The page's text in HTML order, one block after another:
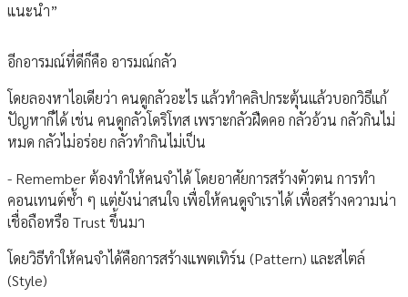
แนะนำ”
อีกอารมณ์ที่ดีก็คือ อารมณ์กลัว
โดยลองหาไอเดียว่า คนดูกลัวอะไร แล้วทำคลิปกระตุ้นแล้วบอกวิธีแก้
ปัญหาก็ได้ เช่น คนดูกลัวโดริโทส เพราะกลัวฝืดคอ กลัวอ้วน กลัวกินไม่
หมด กลัวไม่อร่อย กลัวทำกินไม่เป็น
- Remember ต้องทำให้คนจำได้ โดยอาศัยการสร้างตัวตน การทำ
คอนเทนต์ซ้ำ ๆ แต่ยังน่าสนใจ เพื่อให้คนดูจำเราได้ เพื่อสร้างความน่า
เชื่อถือหรือ Trust ขึ้นมา
โดยวิธีทำให้คนจำได้คือการสร้างแพตเทิร์น (Pattern) และสไตล์
(Style)